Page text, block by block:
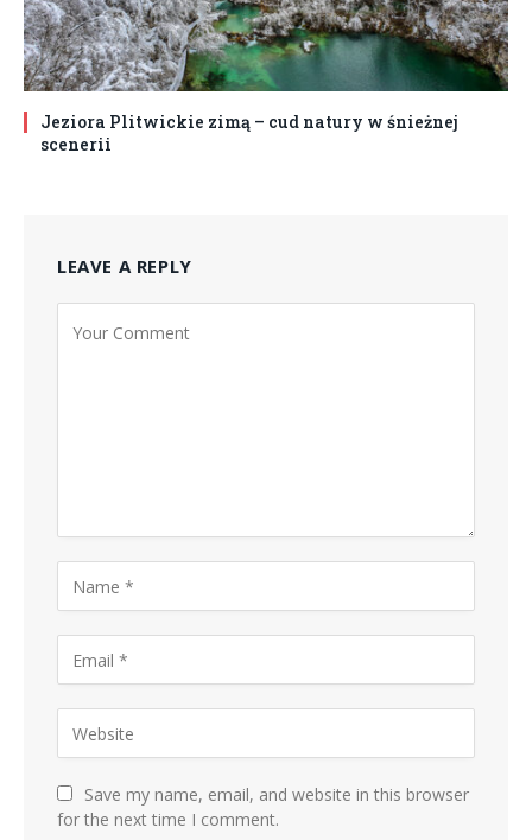
Jeziora Plitwickie zimą – cud natury w śnieżnej
scenerii
LEAVE A REPLY
Save my name, email, and website in this browser
for the next time I comment.